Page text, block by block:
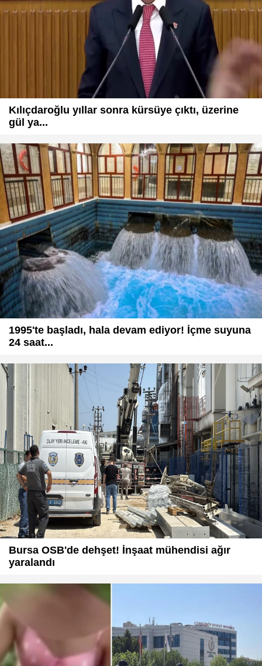
Kılıçdaroğlu yıllar sonra kürsüye çıktı, üzerine
gül ya...
1995'te başladı, hala devam ediyor! İçme suyuna
24 saat...
Bursa OSB'de dehşet! İnşaat mühendisi ağır
yaralandı